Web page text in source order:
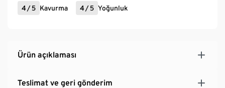
4/5 Kavurma 4/5 Yoğunluk
Ürün açıklaması
Teslimat ve geri gönderim